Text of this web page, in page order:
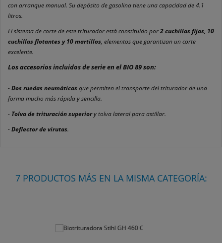
con arranque manual. Su depósito de gasolina tiene una capacidad de 4.1
litros.
El sistema de corte de este triturador está constituido por2 cuchillas fijas, 10
cuchillas flotantes y 10 martillos, elementos que garantizan un corte
excelente.
Los accesorios incluidos de serie en el BIO 89 son:
-Dos ruedas neumáticas que permiten el transporte del triturador de una
forma mucho más rápida y sencilla.
- Tolva de trituración superiory tolva lateral para astillar.
-Deflector de virutas.
7 PRODUCTOS MÁS EN LA MISMA CATEGORÍA: